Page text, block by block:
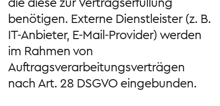
benötigen. Externe Dienstleister (z. B.
IT-Anbieter, E-Mail-Provider) werden
im Rahmen von
Auftragsverarbeitungsverträgen
nach Art. 28 DSGVO eingebunden.